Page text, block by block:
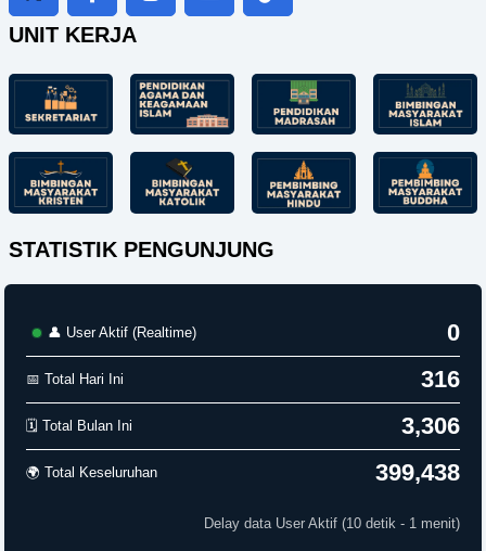
UNIT KERJA
STATISTIK PENGUNJUNG
👤 User Aktif (Realtime) 0
📅 Total Hari Ini 316
🗓️ Total Bulan Ini 3,306
🌍 Total Keseluruhan 399,438
Delay data User Aktif (10 detik - 1 menit)